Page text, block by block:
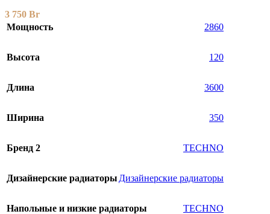
3 750 Br
Мощность
2860
Высота 120
Длина 3600
Ширина 350
Бренд 2 TECHNO
Дизайнерские радиаторы Дизайнерские радиаторы
Напольные и низкие радиаторы TECHNO